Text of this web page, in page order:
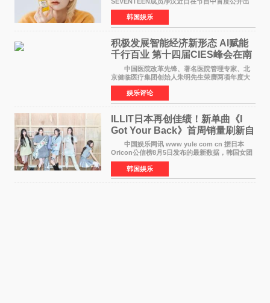
道前的残酷练习生经历，并提及经纪公司Pledis
娱乐，引发广泛关注。 在8月2日播出的日本
TBS综艺节目《周
韩国娱乐
积极发展智能经济新形态 Al赋能
千行百业 第十四届CIES峰会在南
京盛大召开
中国医院改革先锋、著名医院管理专家、北
京健临医疗集团创始人朱明先生荣膺两项年度大
奖 2026年7月31日，盛夏金陵，长江之畔，
以重落地·真务实·强链接为主题的2026&lsquo;人
工智能+&rsquo
娱乐评论
ILLIT日本再创佳绩！新单曲《I
Got Your Back》首周销量刷新自
身纪录
中国娱乐网讯 www yule com cn 据日本
Oricon公信榜8月5日发布的最新数据，韩国女团
ILLIT在日本发行的第二张单曲《I Got Your
Back》首周销量达到71,009张，成功跻身最新一
期周单曲排行
韩国娱乐